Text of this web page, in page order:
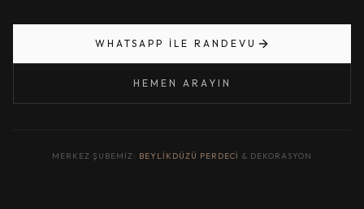
WHATSAPP ILE RANDEVU
HEMEN ARAYIN
MERKEZ ŞUBEMIZ: BEYLIKDÜZÜ PERDECI & DEKORASYON